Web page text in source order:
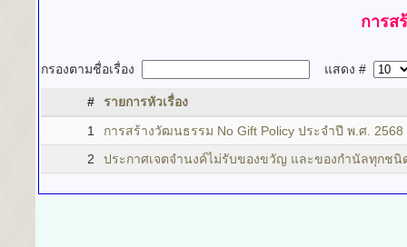
การส
กรองตามชื่อเรื่อง แสดง #
#
รายการหัวเรื่อง
1
การสร้างวัฒนธรรม No Gift Policy ประจำปี พ.ศ. 2568
2
ประกาศเจตจำนงค์ไม่รับของขวัญ และของกำนัลทุกช